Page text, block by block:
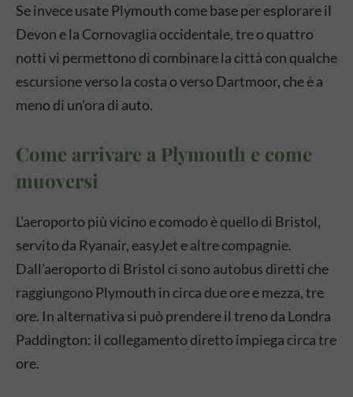
Se invece usate Plymouth come base per esplorare il
Devon e la Cornovaglia occidentale, tre o quattro
notti vi permettono di combinare la città con qualche
escursione verso la costa o verso Dartmoor, che è a
meno di un’ora di auto.
Come arrivare a Plymouth e come
muoversi
L’aeroporto più vicino e comodo è quello di Bristol,
servito da Ryanair, easyJet e altre compagnie.
Dall’aeroporto di Bristol ci sono autobus diretti che
raggiungono Plymouth in circa due ore e mezza, tre
ore. In alternativa si può prendere il treno da Londra
Paddington: il collegamento diretto impiega circa tre
ore.